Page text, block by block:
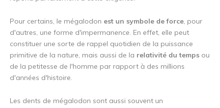
Pour certains, le mégalodon est un symbole de force, pour
d'autres, une forme d'impermanence. En effet, elle peut
constituer une sorte de rappel quotidien de la puissance
primitive de la nature, mais aussi de la relativité du temps ou
de la petitesse de l'homme par rapport à des millions
d'années d'histoire.
Les dents de mégalodon sont aussi souvent un